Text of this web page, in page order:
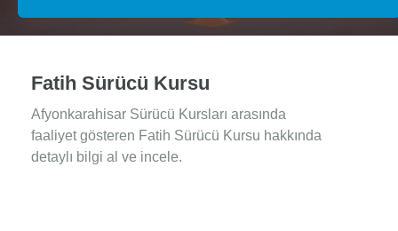
Fatih Sürücü Kursu
Afyonkarahisar Sürücü Kursları arasında
faaliyet gösteren Fatih Sürücü Kursu hakkında
detaylı bilgi al ve incele.